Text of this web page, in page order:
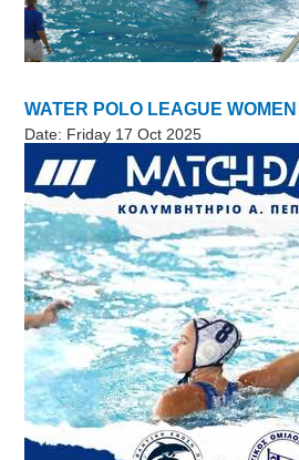
WATER POLO LEAGUE
Date: Friday 17 Oct 2025